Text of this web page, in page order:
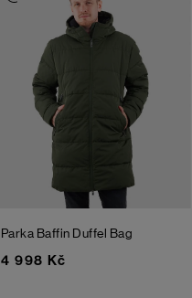
Parka Baffin Duffel Bag
4 998 Kč